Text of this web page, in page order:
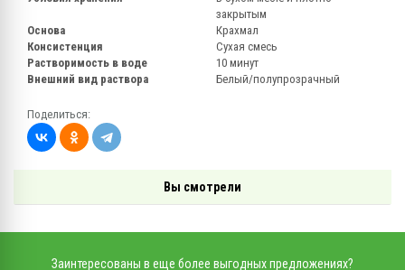
закрытым
Основа
Крахмал
Консистенция
Сухая смесь
Растворимость в воде
10 минут
Внешний вид раствора
Белый/полупрозрачный
Поделиться:
Вы смотрели
Заинтересованы в еще более выгодных предложениях?